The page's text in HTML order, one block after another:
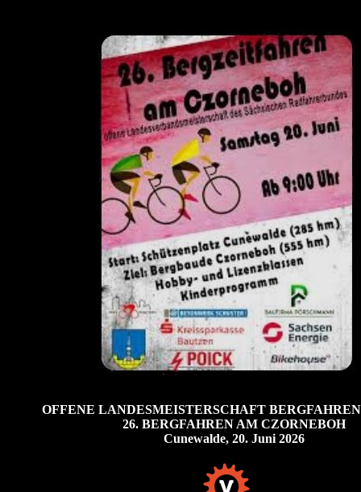
OFFENE LANDESMEISTERSCHAFT
26. BERGFAHREN AM CZORNEBOH
Cunewalde, 20. Juni 2026